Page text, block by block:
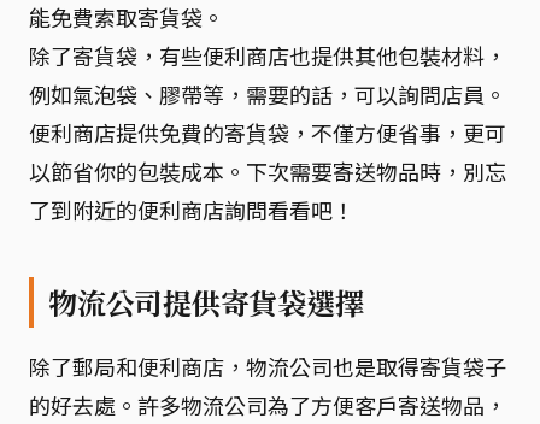
能免費索取寄貨袋。
除了寄貨袋，有些便利商店也提供其他包裝材料，
例如氣泡袋、膠帶等，需要的話，可以詢問店員。
便利商店提供免費的寄貨袋，不僅方便省事，更可
以節省你的包裝成本。下次需要寄送物品時，別忘
了到附近的便利商店詢問看看吧！
物流公司提供寄貨袋選擇
除了郵局和便利商店，物流公司也是取得寄貨袋子
的好去處。許多物流公司為了方便客戶寄送物品，